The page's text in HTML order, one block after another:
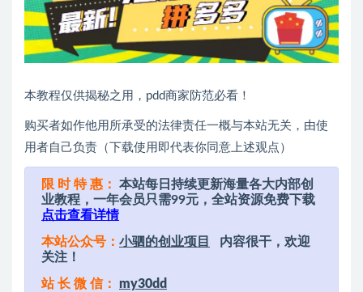
本教程仅供揭秘之用，pdd商家防范必看！
购买者如作他用所承受的法律责任一概与本站无关，由使
用者自己负责（下载使用即代表你同意上述观点）
限 时 特 惠：
本站每日持续更新海量各大内部创
业教程，一年会员只需99元，全站资源免费下载
点击查看详情
本站公众号： 小驷的创业项目
内容很干，欢迎
关注！
站 长 微 信： my30dd